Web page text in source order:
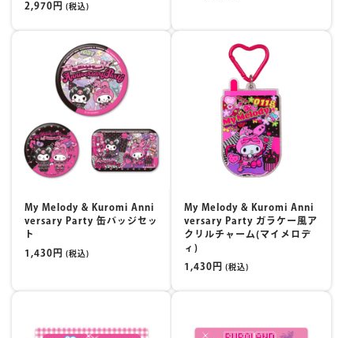
2,970円 (税込)
My Melody & Kuromi Anni
versary Party 缶バッジセッ
ト
1,430円 (税込)
My Melody & Kuromi Anni
versary Party ガラケー風ア
クリルチャーム(マイメロデ
ィ)
1,430円 (税込)